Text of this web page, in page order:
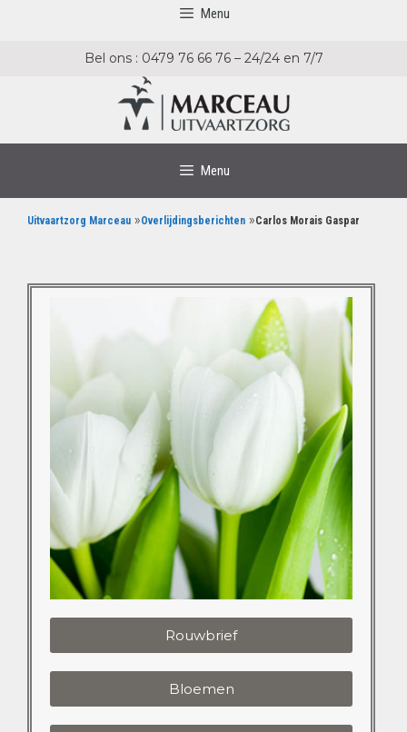
Menu
Bel ons : 0479 76 66 76 – 24/24 en 7/7
Menu
Uitvaartzorg Marceau »Overlijdingsberichten »Carlos Morais Gaspar
Rouwbrief
Bloemen